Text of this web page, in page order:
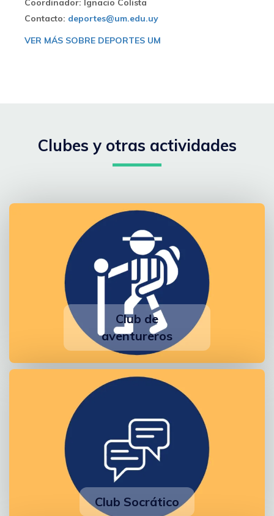
Coordinador: Ignacio Colista
Contacto: deportes@um.edu.uy
VER MÁS SOBRE DEPORTES UM
Clubes y otras actividades
Club de
aventureros
Club Socrático